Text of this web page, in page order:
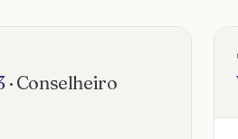
· Conselheiro